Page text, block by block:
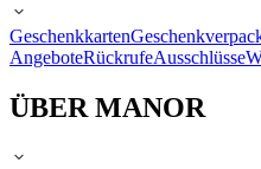
Geschenkkarten
AngeboteRückrufeAusschlüsse
ÜBER MANOR